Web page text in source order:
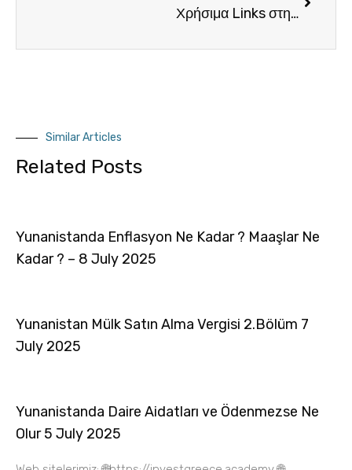
Χρήσιμα Links στην Τουρκία
Similar Articles
Related Posts
Yunanistanda Enflasyon Ne Kadar ? Maaşlar Ne
Kadar ? – 8 July 2025
Yunanistan Mülk Satın Alma Vergisi 2.Bölüm 7
July 2025
Yunanistanda Daire Aidatları ve Ödenmezse Ne
Olur 5 July 2025